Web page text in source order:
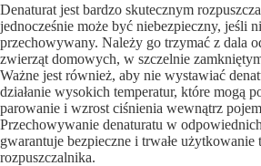
Denaturat jest bardzo skutecznym
jednocześnie może być niebezpieczny, jeśli
przechowywany. Należy go trzymać z dala
zwierząt domowych, w szczelnie
Ważne jest również, aby nie wystawiać
działanie wysokich temperatur, które mogą
parowanie i wzrost ciśnienia wewnątrz
Przechowywanie denaturatu w
gwarantuje bezpieczne i trwałe użytkowanie
rozpuszczalnika.